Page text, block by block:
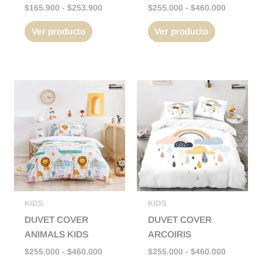
$165.900 - $253.900
Ver producto
la
de
$255.000 - $460.000
Ver producto
la
de
KIDS
DUVET COVER
ANIMALS KIDS
$255.000 - $460.000
Rango
de
desde
$255.000
hasta
$460.000
Este
producto
tiene
múltiples
variantes.
Las
opciones
se
la
KIDS
DUVET COVER
ARCOIRIS
$255.000 - $460.000
Rango
precios:
desde
$255.000
hasta
$460.000
Este
producto
tiene
múltiples
variantes.
Las
opciones
se
la